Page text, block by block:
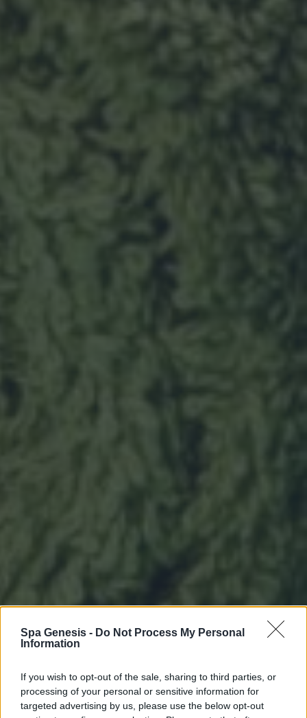
Spa Genesis - Do Not Process My Personal
Information
If you wish to opt-out of the sale, sharing to third parties, or
processing of your personal or sensitive information for
targeted advertising by us, please use the below opt-out